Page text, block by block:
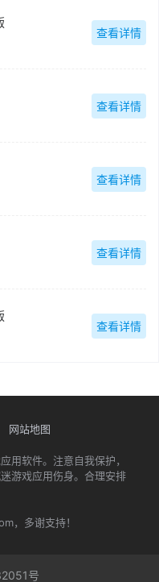
查看详情
查看详情
查看详情
查看详情
查看详情
网站地图
用软件。注意自我保护，
游戏应用伤身。合理安排
，多谢支持！
号